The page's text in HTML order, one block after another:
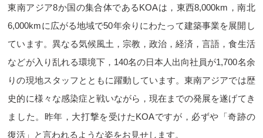
東南アジア8か国の集合体であるKOAは，東西8,000km，南北
6,000kmに広がる地域で50年余りにわたって建築事業を展開し
ています。異なる気候風土，宗教，政治，経済，言語，食生活
などが入り乱れる環境下，140名の日本人出向社員が1,700名余
りの現地スタッフとともに躍動しています。東南アジアでは歴
史的に様々な感染症と戦いながら，現在までの発展を遂げてき
ました。昨年，大打撃を受けたKOAですが，必ずや「奇跡の
復活」と言われるような姿をお見せします。